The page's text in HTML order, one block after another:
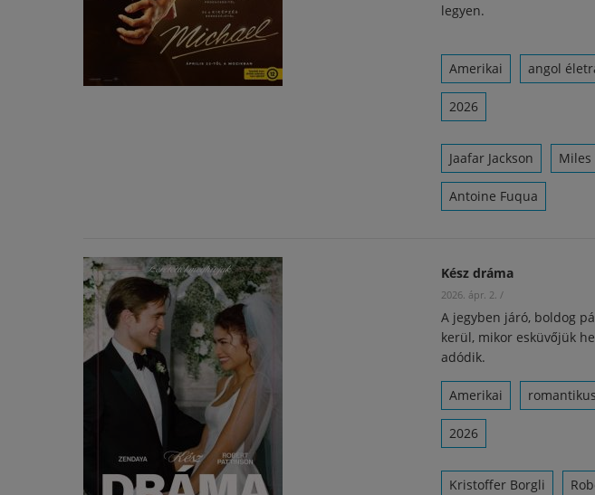
legyen.
Amerikai angol
2026
Jaafar Jackson Miles
Antoine Fuqua
Kész dráma
2026. ápr. 2. /
A jegyben járó, boldog
kerül, mikor esküvőjük
adódik.
Amerikai
2026
Kristoffer Borgli